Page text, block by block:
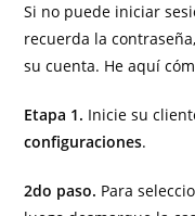
Si no puede iniciar
recuerda la
su cuenta. He aquí
Etapa 1. Inicie su
configuraciones.
2do paso. Para